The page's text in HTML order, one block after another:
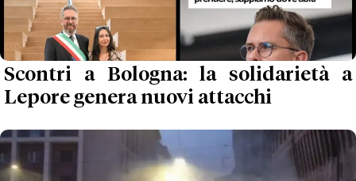
Scontri a Bologna: la solidarietà a
Lepore genera nuovi attacchi